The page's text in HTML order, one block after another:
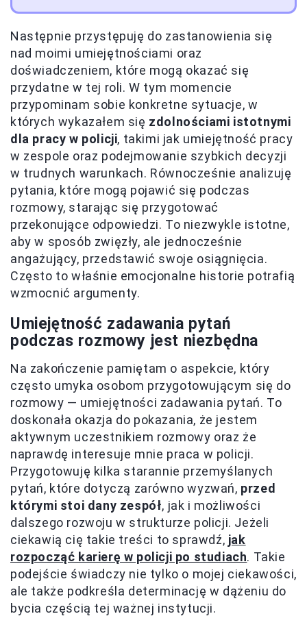
Następnie przystępuję do zastanowienia się
nad moimi umiejętnościami oraz
doświadczeniem, które mogą okazać się
przydatne w tej roli. W tym momencie
przypominam sobie konkretne sytuacje, w
których wykazałem się zdolnościami istotnymi
dla pracy w policji, takimi jak umiejętność pracy
w zespole oraz podejmowanie szybkich decyzji
w trudnych warunkach. Równocześnie analizuję
pytania, które mogą pojawić się podczas
rozmowy, starając się przygotować
przekonujące odpowiedzi. To niezwykle istotne,
aby w sposób zwięzły, ale jednocześnie
angażujący, przedstawić swoje osiągnięcia.
Często to właśnie emocjonalne historie potrafią
wzmocnić argumenty.
Umiejętność zadawania pytań
podczas rozmowy jest niezbędna
Na zakończenie pamiętam o aspekcie, który
często umyka osobom przygotowującym się do
rozmowy — umiejętności zadawania pytań. To
doskonała okazja do pokazania, że jestem
aktywnym uczestnikiem rozmowy oraz że
naprawdę interesuje mnie praca w policji.
Przygotowuję kilka starannie przemyślanych
pytań, które dotyczą zarówno wyzwań, przed
którymi stoi dany zespół, jak i możliwości
dalszego rozwoju w strukturze policji. Jeżeli
ciekawią cię takie treści to sprawdź, jak
rozpocząć karierę w policji po studiach. Takie
podejście świadczy nie tylko o mojej ciekawości,
ale także podkreśla determinację w dążeniu do
bycia częścią tej ważnej instytucji.